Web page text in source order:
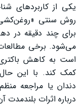
یکی از کاربردهای
روش سنتی
برای چند دقیقه در
می‌شود. برخی
است به کاهش
کمک کند. با این
دندان یا مراجعه
درباره اثرات